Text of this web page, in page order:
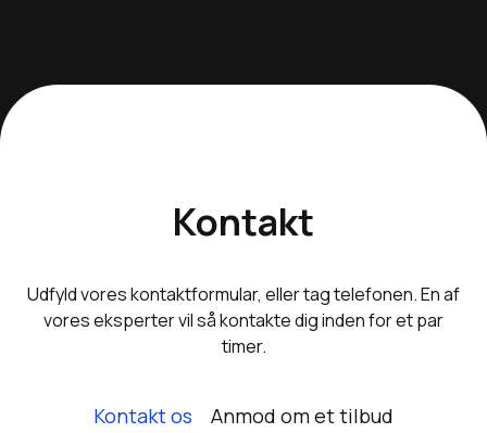
Kontakt
Udfyld vores kontaktformular, eller tag telefonen. En af
vores eksperter vil så kontakte dig inden for et par
timer.
Kontakt os Anmod om et tilbud